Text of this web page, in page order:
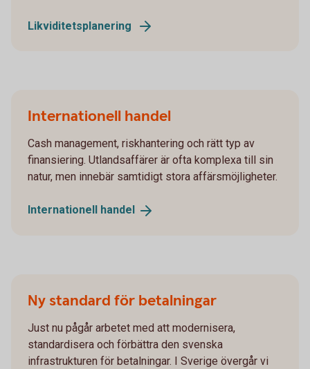
Likviditetsplanering
Internationell handel
Cash management, riskhantering och rätt typ av
finansiering. Utlandsaffärer är ofta komplexa till sin
natur, men innebär samtidigt stora affärsmöjligheter.
Internationell handel
Ny standard för betalningar
Just nu pågår arbetet med att modernisera,
standardisera och förbättra den svenska
infrastrukturen för betalningar. I Sverige övergår vi